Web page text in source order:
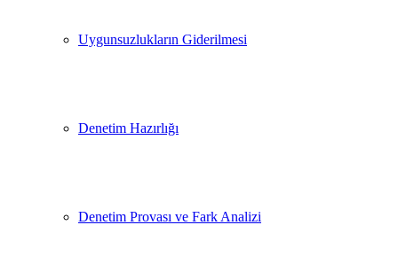
Uygunsuzlukların Giderilmesi
Denetim Hazırlığı
Denetim Provası ve Fark Analizi